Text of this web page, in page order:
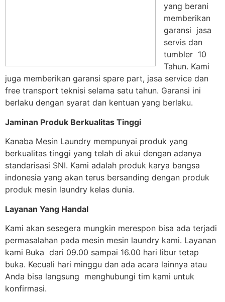
yang berani
memberikan
garansi jasa
servis dan
tumbler 10
Tahun. Kami
juga memberikan garansi spare part, jasa service dan
free transport teknisi selama satu tahun. Garansi ini
berlaku dengan syarat dan kentuan yang berlaku.
Jaminan Produk Berkualitas Tinggi
Kanaba Mesin Laundry mempunyai produk yang
berkualitas tinggi yang telah di akui dengan adanya
standarisasi SNI. Kami adalah produk karya bangsa
indonesia yang akan terus bersanding dengan produk
produk mesin laundry kelas dunia.
Layanan Yang Handal
Kami akan sesegera mungkin merespon bisa ada terjadi
permasalahan pada mesin mesin laundry kami. Layanan
kami Buka dari 09.00 sampai 16.00 hari libur tetap
buka. Kecuali hari minggu dan ada acara lainnya atau
Anda bisa langsung menghubungi tim kami untuk
konfirmasi.